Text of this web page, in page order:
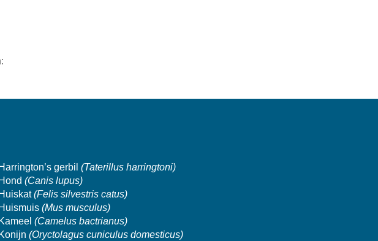
Harrington’s gerbil (Taterillus harringtoni)
Hond (Canis lupus)
Huiskat (Felis silvestris catus)
Huismuis (Mus musculus)
Kameel (Camelus bactrianus)
Konijn (Oryctolagus cuniculus domesticus)